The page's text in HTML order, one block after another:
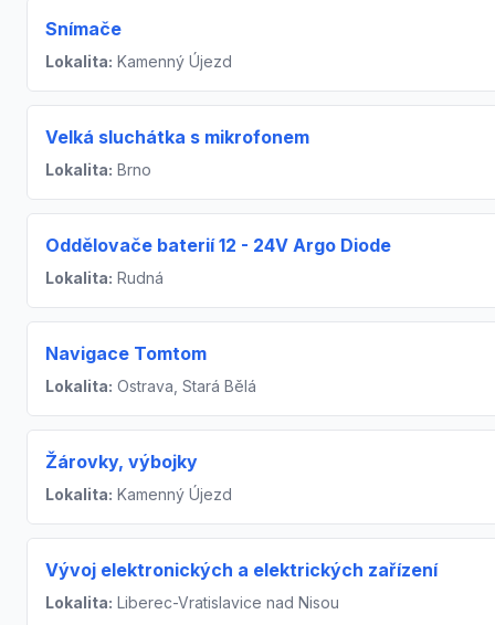
Snímače
Lokalita: Kamenný Újezd
Velká sluchátka s mikrofonem
Lokalita: Brno
Oddělovače baterií 12 - 24V Argo Diode
Lokalita: Rudná
Navigace Tomtom
Lokalita: Ostrava, Stará Bělá
Žárovky, výbojky
Lokalita: Kamenný Újezd
Vývoj elektronických a elektrických zařízení
Lokalita: Liberec-Vratislavice nad Nisou